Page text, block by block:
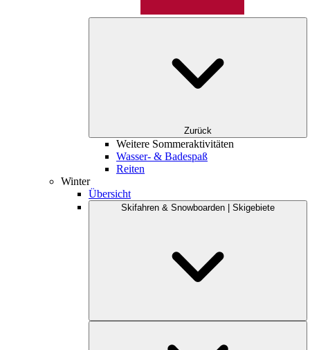
Zurück
Weitere Sommeraktivitäten
Wasser- & Badespaß
Reiten
Winter
Übersicht
Skifahren & Snowboarden | Skigebiete